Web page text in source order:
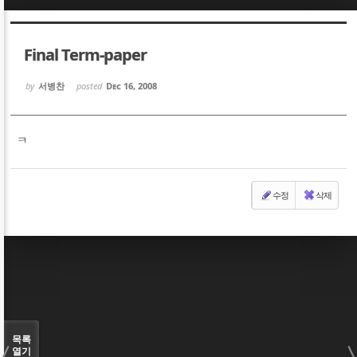
Final Term-paper
by 서병찬 posted Dec 16, 2008
ㅋ
수정 삭제
목록
열기
Sketchbook5, 스케치북5
Sketchbook5, 스케치북5
Sketchbook5, 스케치북5
Sketchbook5, 스케치북5